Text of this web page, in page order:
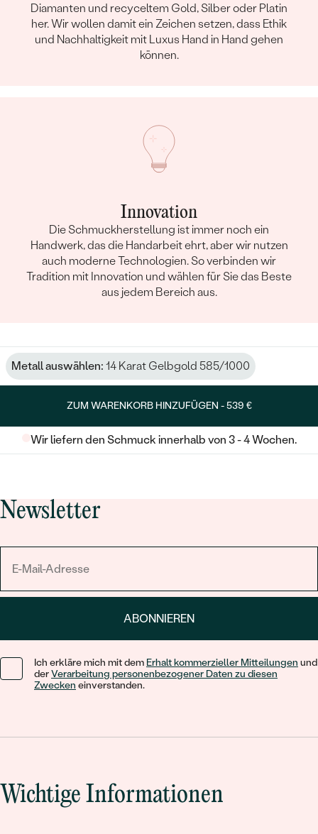
Diamanten und recyceltem Gold, Silber oder Platin
her. Wir wollen damit ein Zeichen setzen, dass Ethik
und Nachhaltigkeit mit Luxus Hand in Hand gehen
können.
Innovation
Die Schmuckherstellung ist immer noch ein
Handwerk, das die Handarbeit ehrt, aber wir nutzen
auch moderne Technologien. So verbinden wir
Tradition mit Innovation und wählen für Sie das Beste
aus jedem Bereich aus.
Metall auswählen: 14 Karat Gelbgold 585/1000
ZUM WARENKORB HINZUFÜGEN -539 €
Wir liefern den Schmuck innerhalb von 3 - 4 Wochen.
Newsletter
ABONNIEREN
Ich erkläre mich mit dem Erhalt kommerzieller Mitteilungen und
derVerarbeitung personenbezogener Daten zu diesen
Zwecken einverstanden.
Wichtige Informationen